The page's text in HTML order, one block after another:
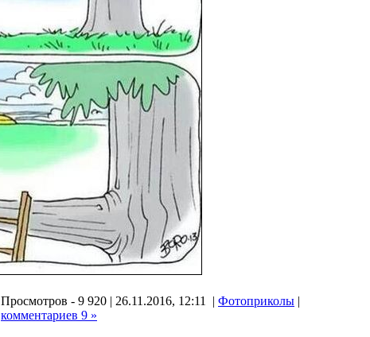
Просмотров - 9 920 | 26.11.2016, 12:11 | Фотоприколы |
комментариев 9 »